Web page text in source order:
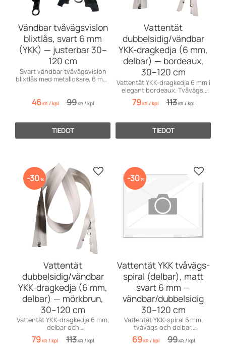
Vändbar tvåvägsvislon
blixtlås, svart 6 mm
(YKK) — justerbar 30–
120 cm
Svart vändbar tvåvägsvislon
blixtlås med metallösare, 6 mm,
väskor och textilprojekt.
46KR /kpl 99KR /kpl
TIEDOT
Vattentät
dubbelsidig/vändbar
YKK-dragkedja (6 mm,
delbar) — bordeaux,
30–120 cm
Vattentät YKK-dragkedja 6 mm i
elegant bordeaux. Tvåvägs,
delbar och
vändbar/dubbelsidig. Finns i
cm. Perfekt för jackor
79KR /kpl 113KR /kpl
TIEDOT
Vattentät
dubbelsidig/vändbar
YKK-dragkedja (6 mm,
delbar) — mörkbrun,
30–120 cm
Vattentät YKK-dragkedja 6 mm,
delbar och
vändbar/dubbelsidig i
mörkbrunt. Längder 30–120 cm
79KR /kpl 113KR /kpl
30% Lisää suosikiksi
Vattentät YKK tvåvägs-
spiral (delbar), matt
svart 6 mm —
vändbar/dubbelsidig
30–120 cm
Vattentät YKK-spiral 6 mm,
tvåvägs och delbar,
vändbar/dubbelsidig. Justerbar
30–120 cm i steg om 5 cm.
69KR /kpl 99KR /kpl
30% Lisää